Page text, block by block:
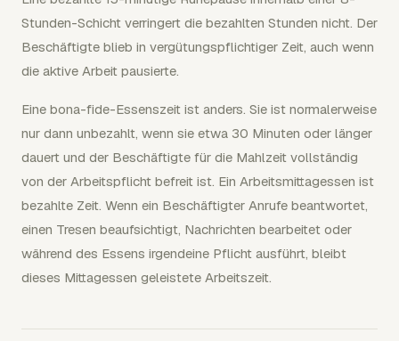
Stunden-Schicht verringert die bezahlten Stunden nicht. Der
Beschäftigte blieb in vergütungspflichtiger Zeit, auch wenn
die aktive Arbeit pausierte.
Eine bona-fide-Essenszeit ist anders. Sie ist normalerweise
nur dann unbezahlt, wenn sie etwa 30 Minuten oder länger
dauert und der Beschäftigte für die Mahlzeit vollständig
von der Arbeitspflicht befreit ist. Ein Arbeitsmittagessen ist
bezahlte Zeit. Wenn ein Beschäftigter Anrufe beantwortet,
einen Tresen beaufsichtigt, Nachrichten bearbeitet oder
während des Essens irgendeine Pflicht ausführt, bleibt
dieses Mittagessen geleistete Arbeitszeit.